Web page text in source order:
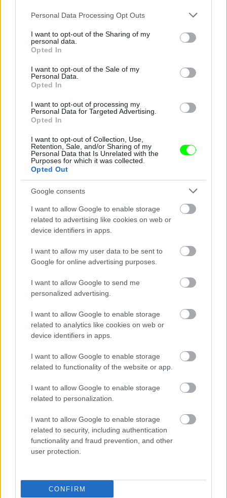
Please note that this website/app uses one or more Google
not limited to your visit or usage behaviour. You may click to
grant or deny consent to Google and its third-party tags to
use your data for below specified purposes in below Google
consent section.
Personal Data Processing Opt Outs
I want to opt-out of the Sharing of my
personal data.
Opted In
I want to opt-out of the Sale of my
Personal Data.
Opted In
I want to opt-out of processing my
Personal Data for Targeted Advertising.
Opted In
I want to opt-out of Collection, Use,
Retention, Sale, and/or Sharing of my
Personal Data that Is Unrelated with the
Purposes for which it was collected.
Opted Out
Google consents
I want to allow Google to enable storage
related to advertising like cookies on web or
device identifiers in apps.
I want to allow my user data to be sent to
Google for online advertising purposes.
I want to allow Google to send me
personalized advertising.
I want to allow Google to enable storage
related to analytics like cookies on web or
device identifiers in apps.
I want to allow Google to enable storage
related to functionality of the website or app.
I want to allow Google to enable storage
related to personalization.
I want to allow Google to enable storage
related to security, including authentication
functionality and fraud prevention, and other
user protection.
CONFIRM
Innentől kezdve azokat mutatjuk, akiket a legjobb
hat közé ugyan nem vettünk be, de azért ne
maradjanak ki. Főleg ne hiányozzon a horvát
műsorvezetőnő, akinek az egyik válláról lecsúszott a
ruha, de nem baj, az övék volt az egyetlen nemzeti
zsűri, akiktől 12 pontot kaptunk.
Jön még kép!
Jön még kép!
Ez a fehérorosz nő így is csinos. Hát még ha nem